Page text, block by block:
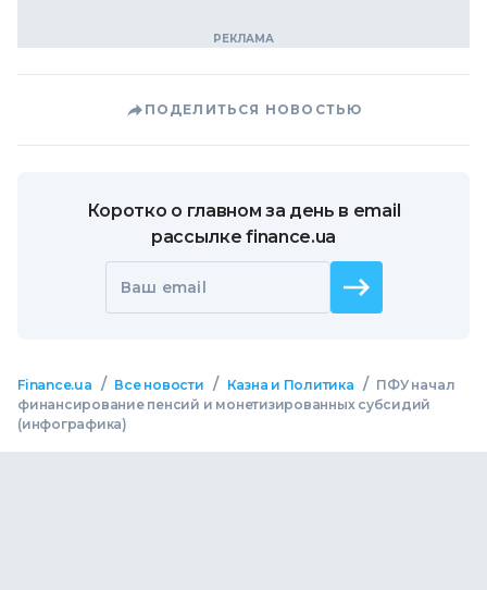
ПОДЕЛИТЬСЯ НОВОСТЬЮ
Коротко о главном за день в email
рассылке finance.ua
Ваш email
Finance.ua / Все новости / Казна и Политика / ПФУ начал
финансирование пенсий и монетизированных субсидий
(инфографика)